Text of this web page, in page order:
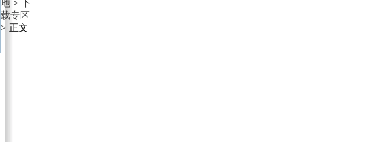
地 > 下
载专区
> 正文